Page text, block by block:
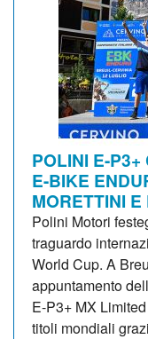
POLINI E-
E-BIKE
MORETTINI
Polini Motori
traguardo
World Cup. A
appuntamento
E-P3+ MX
titoli mondiali